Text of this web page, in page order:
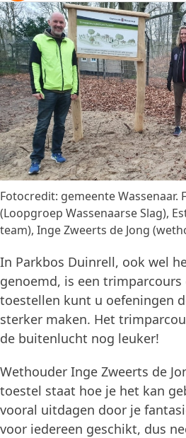
Fotocredit: gemeente Wassenaar.
(Loopgroep Wassenaarse Slag),
team), Inge Zweerts de Jong
In Parkbos Duinrell, ook wel
genoemd, is een
toestellen kunt u oefeningen
sterker maken. Het
de buitenlucht nog leuker!
Wethouder Inge Zweerts de
toestel staat hoe je het kan
vooral uitdagen door je
voor iedereen geschikt, dus